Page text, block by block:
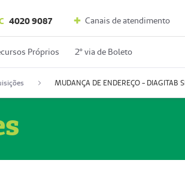
4020 9087 Canais de atendimento
Próprios 2º via de Boleto